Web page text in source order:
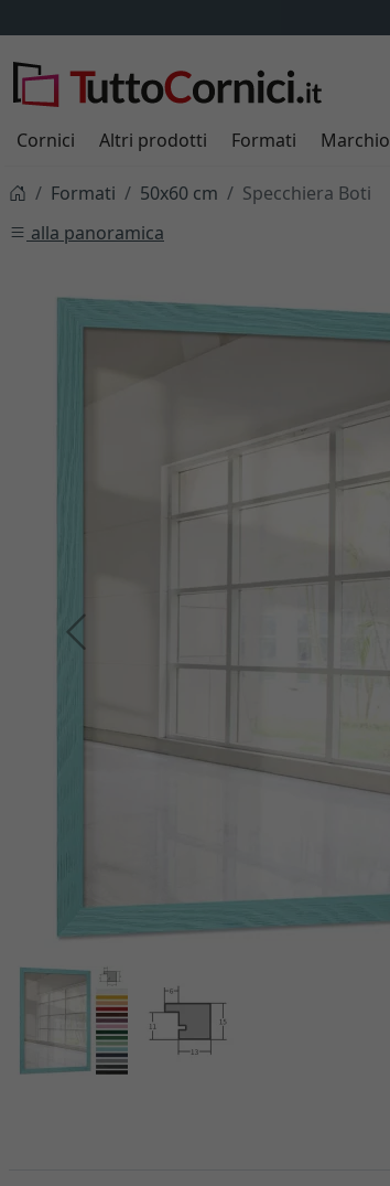
Cornici Altri prodotti Formati Marchio
Formati 50x60 cm
Specchiera Boti
alla panoramica
Indietro